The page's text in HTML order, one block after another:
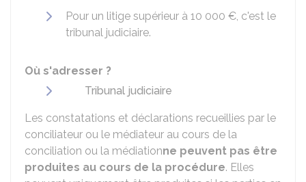
Pour un litige supérieur à 10 000 €, c'est le
tribunal judiciaire.
Où s'adresser ?
Tribunal judiciaire
Les constatations et déclarations recueillies par le
conciliateur ou le médiateur au cours de la
conciliation ou la médiationne peuvent pas être
produites au cours de la procédure. Elles